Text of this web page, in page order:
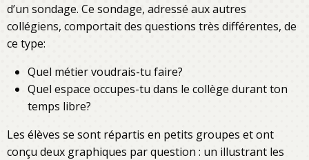
d’un sondage. Ce sondage, adressé aux autres
collégiens, comportait des questions très différentes, de
ce type:
Quel métier voudrais-tu faire?
Quel espace occupes-tu dans le collège durant ton
temps libre?
Les élèves se sont répartis en petits groupes et ont
conçu deux graphiques par question : un illustrant les